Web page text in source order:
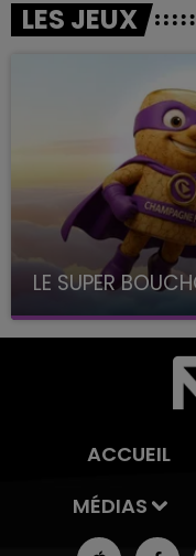
LES JEUX
LE SUPER
avec La Famille
ACCUEIL
MÉDIAS